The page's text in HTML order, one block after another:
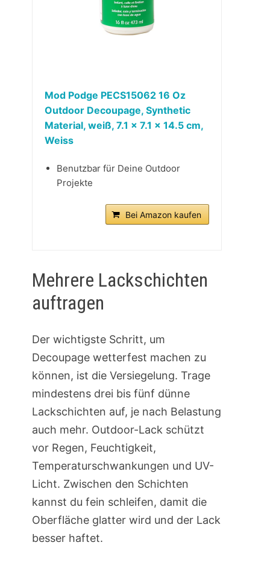
Mod Podge PECS15062 16 Oz
Outdoor Decoupage, Synthetic
Material, weiß, 7.1 x 7.1 x 14.5 cm,
Weiss
Benutzbar für Deine Outdoor
Projekte
Bei Amazon kaufen
Mehrere Lackschichten
auftragen
Der wichtigste Schritt, um
Decoupage wetterfest machen zu
können, ist die Versiegelung. Trage
mindestens drei bis fünf dünne
Lackschichten auf, je nach Belastung
auch mehr. Outdoor-Lack schützt
vor Regen, Feuchtigkeit,
Temperaturschwankungen und UV-
Licht. Zwischen den Schichten
kannst du fein schleifen, damit die
Oberfläche glatter wird und der Lack
besser haftet.